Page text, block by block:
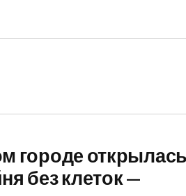
городе открылась
без клеток —